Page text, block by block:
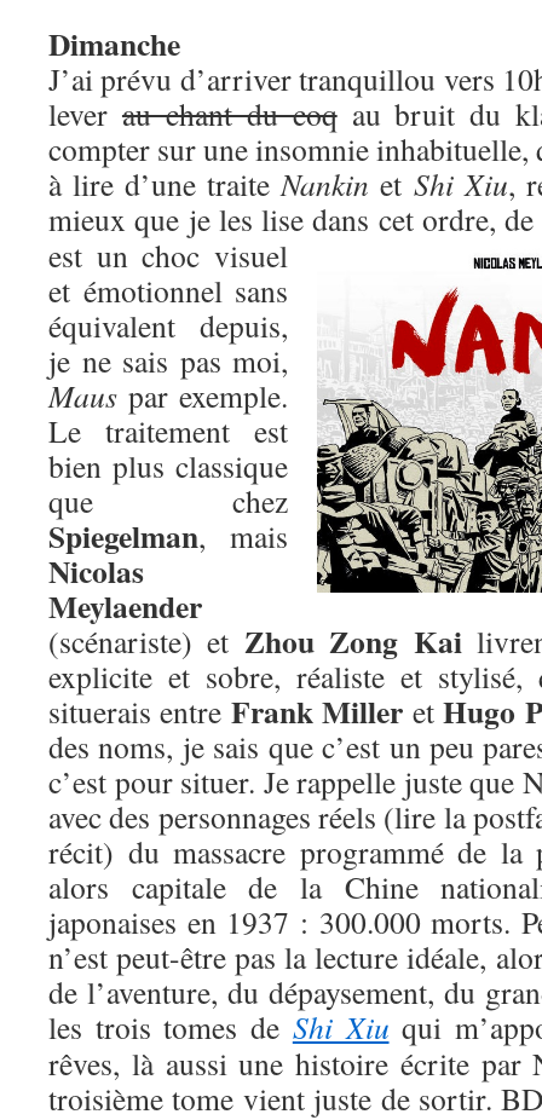
Dimanche
J’ai prévu d’arriver tranquillou vers
lever au chant du coqau bruit du
compter sur une insomnie inhabituelle,
à lire d’une traiteNankin et Shi Xiu,
mieux que je les lise dans cet ordre,
est un choc visuel
et émotionnel sans
équivalent depuis,
je ne sais pas moi,
Maus par exemple.
Le traitement est
bien plus classique
que chez
Spiegelman, mais
Nicolas
Meylaender
(scénariste) et Zhou Zong Kai
explicite et sobre, réaliste et stylisé,
situerais entre Frank Miller etHugo
des noms, je sais que c’est un peu
c’est pour situer. Je rappelle juste que
avec des personnages réels (lire la
récit) du massacre programmé de la
alors capitale de la Chine
japonaises en 1937 : 300.000 morts.
n’est peut-être pas la lecture idéale,
de l’aventure, du dépaysement, du
les trois tomes de Shi Xiu qui
rêves, là aussi une histoire écrite par
troisième tome vient juste de sortir.